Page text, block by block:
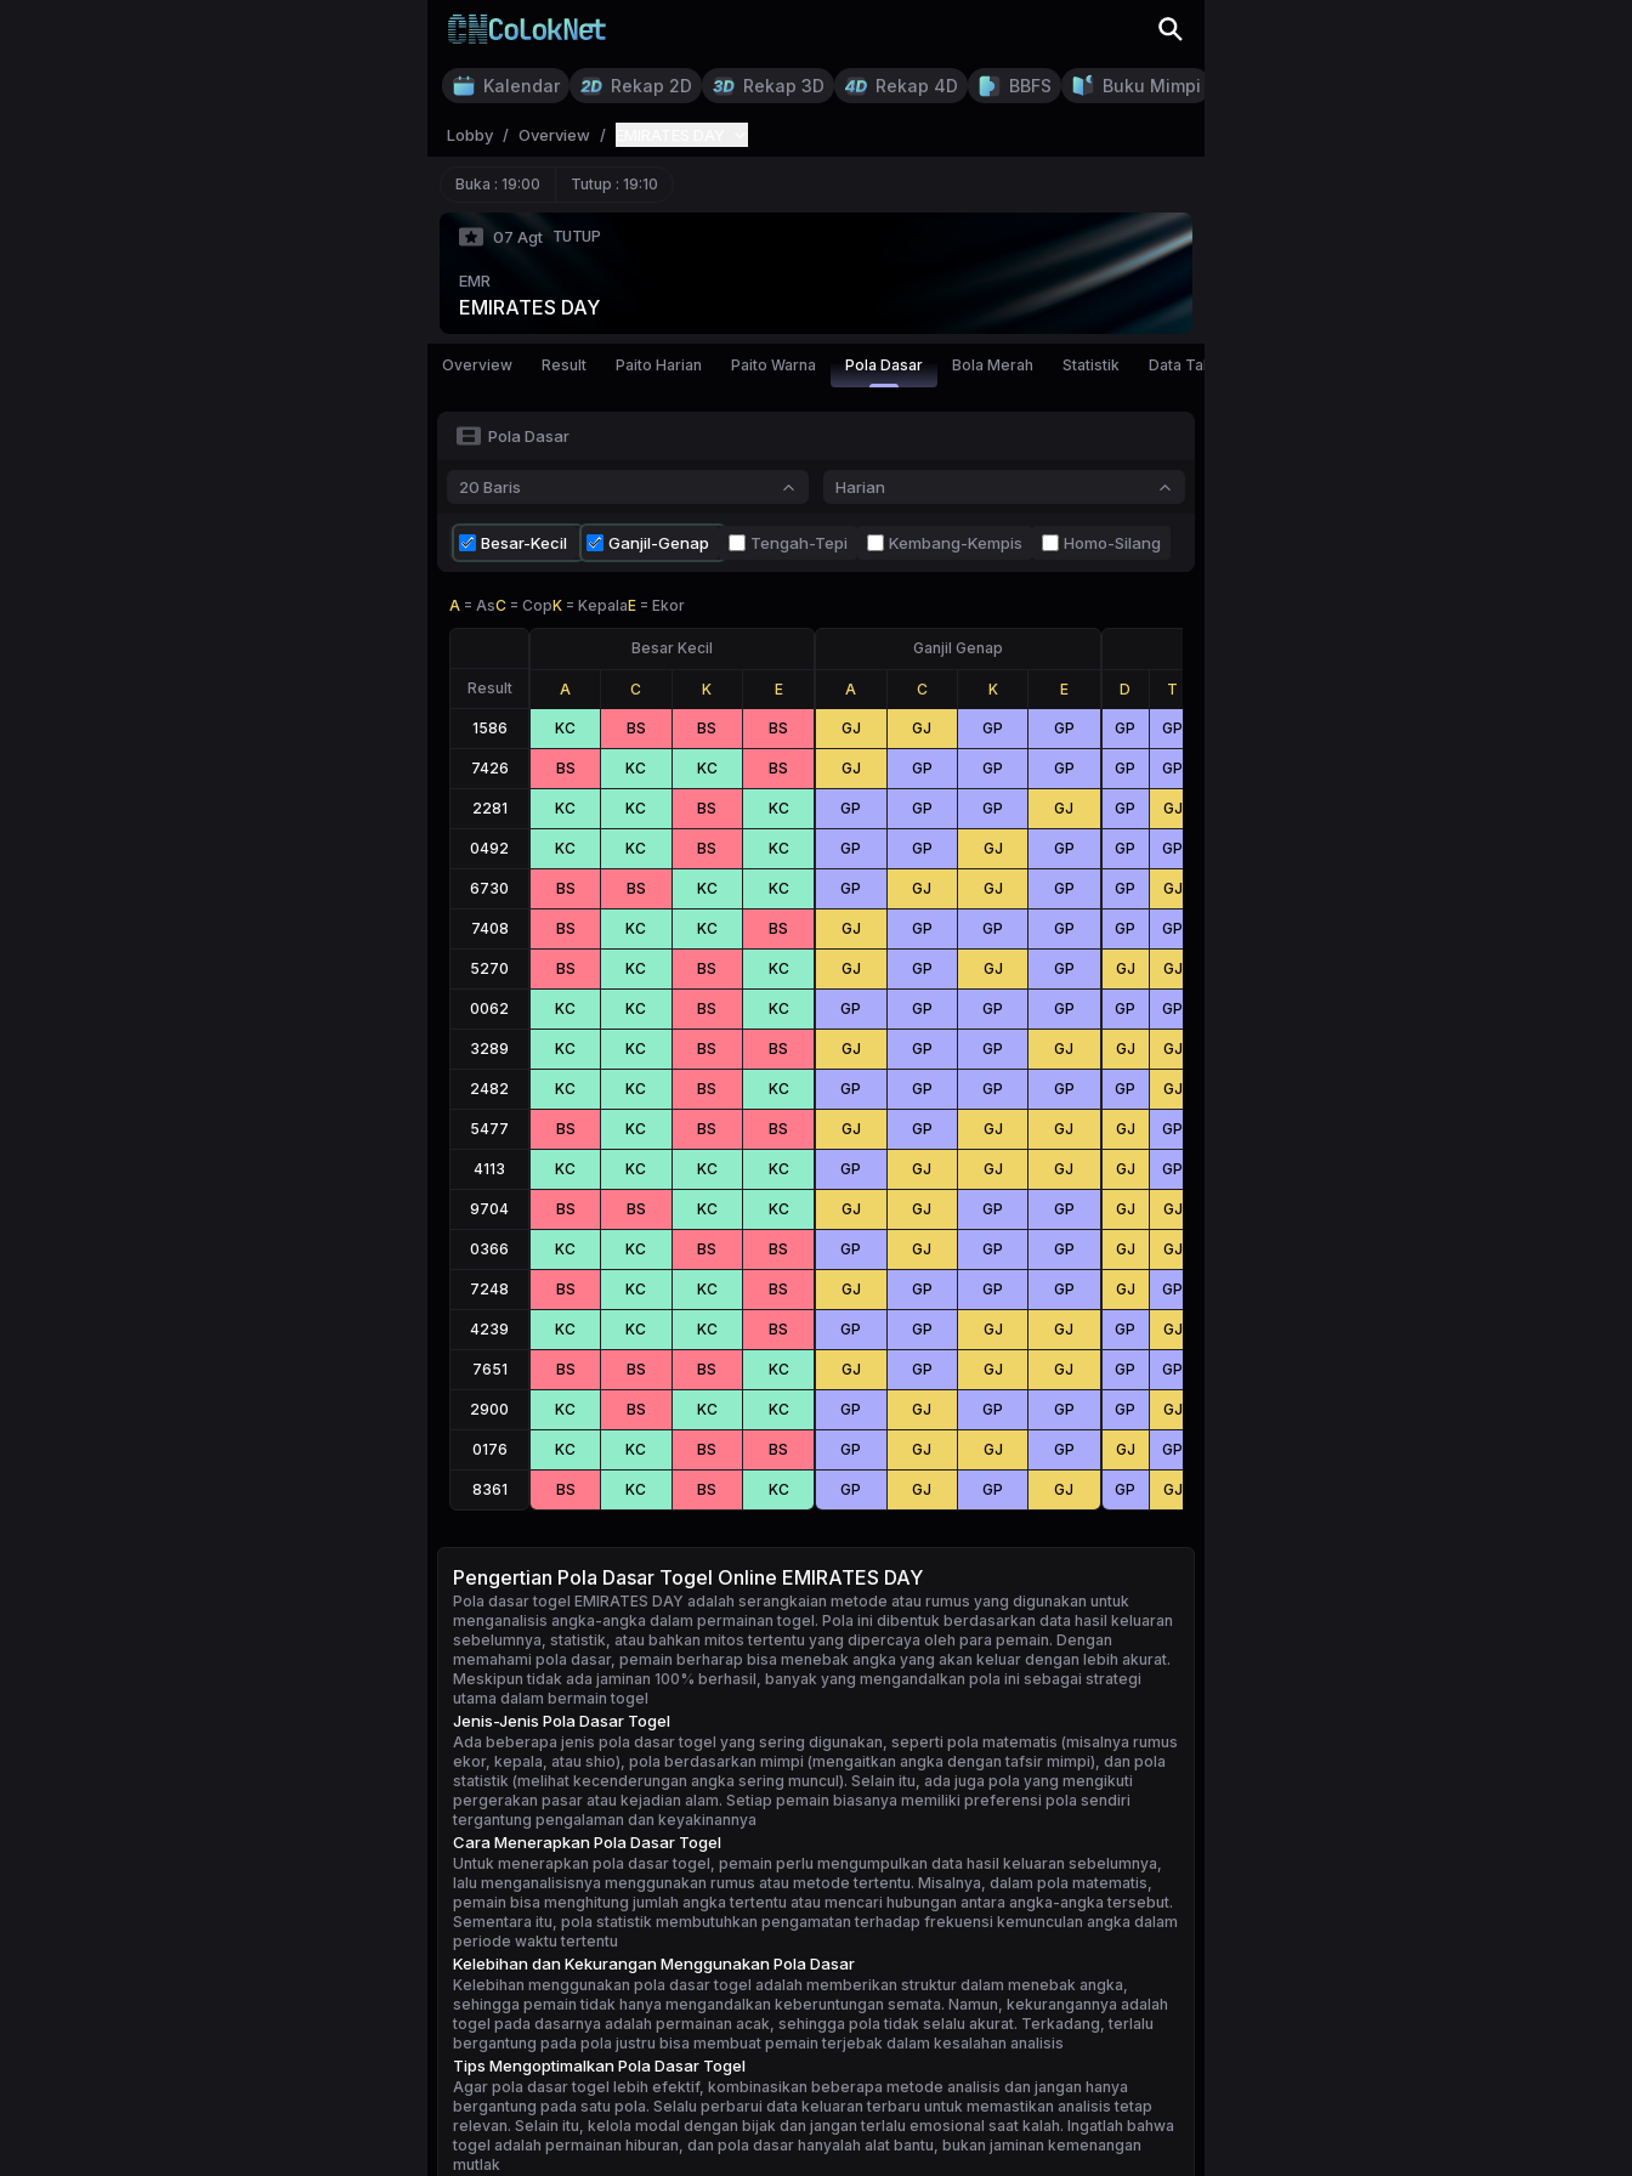
Kalendar Rekap 2D Rekap 3D Rekap 4D BBFS Buku Mimpi
Lobby / Overview /
Buka : 19:00 Tutup : 19:10
07 Agt TUTUP
EMR
EMIRATES DAY
Overview Result Paito Harian Paito Warna Pola Dasar Bola Merah Statistik Data Tahunan
Pola Dasar
20 Baris Harian
Besar-Kecil Ganjil-Genap Tengah-Tepi Kembang-Kempis Homo-Silang
A = AsC = CopK = KepalaE = Ekor
Result
1586
7426
2281
0492
6730
7408
5270
0062
3289
2482
5477
4113
9704
0366
7248
4239
7651
2900
0176
8361
Besar Kecil
A C K E
KC BS BS BS
BS KC KC BS
KC KC BS KC
KC KC BS KC
BS BS KC KC
BS KC KC BS
BS KC BS KC
KC KC BS KC
KC KC BS BS
KC KC BS KC
BS KC BS BS
KC KC KC KC
BS BS KC KC
KC KC BS BS
BS KC KC BS
KC KC KC BS
BS BS BS KC
KC BS KC KC
KC KC BS BS
BS KC BS KC
Ganjil Genap
A C K E
GJ GJ GP GP
GJ GP GP GP
GP GP GP GJ
GP GP GJ GP
GP GJ GJ GP
GJ GP GP GP
GJ GP GJ GP
GP GP GP GP
GJ GP GP GJ
GP GP GP GP
GJ GP GJ GJ
GP GJ GJ GJ
GJ GJ GP GP
GP GJ GP GP
GJ GP GP GP
GP GP GJ GJ
GJ GP GJ GJ
GP GJ GP GP
GP GJ GJ GP
GP GJ GP GJ
D T
GP GP
GP GP
GP GJ
GP GP
GP GJ
GP GP
GJ GJ
GP GP
GJ GJ
GP GJ
GJ GP
GJ GP
GJ GJ
GJ GJ
GJ GP
GP GJ
GP GP
GP GJ
GJ GP
GP GJ
Pengertian Pola Dasar Togel Online EMIRATES DAY
Pola dasar togel EMIRATES DAY adalah serangkaian metode atau rumus yang digunakan untuk
menganalisis angka-angka dalam permainan togel. Pola ini dibentuk berdasarkan data hasil keluaran
sebelumnya, statistik, atau bahkan mitos tertentu yang dipercaya oleh para pemain. Dengan
memahami pola dasar, pemain berharap bisa menebak angka yang akan keluar dengan lebih akurat.
Meskipun tidak ada jaminan 100% berhasil, banyak yang mengandalkan pola ini sebagai strategi
utama dalam bermain togel
Jenis-Jenis Pola Dasar Togel
Ada beberapa jenis pola dasar togel yang sering digunakan, seperti pola matematis (misalnya rumus
ekor, kepala, atau shio), pola berdasarkan mimpi (mengaitkan angka dengan tafsir mimpi), dan pola
statistik (melihat kecenderungan angka sering muncul). Selain itu, ada juga pola yang mengikuti
pergerakan pasar atau kejadian alam. Setiap pemain biasanya memiliki preferensi pola sendiri
tergantung pengalaman dan keyakinannya
Cara Menerapkan Pola Dasar Togel
Untuk menerapkan pola dasar togel, pemain perlu mengumpulkan data hasil keluaran sebelumnya,
lalu menganalisisnya menggunakan rumus atau metode tertentu. Misalnya, dalam pola matematis,
pemain bisa menghitung jumlah angka tertentu atau mencari hubungan antara angka-angka tersebut.
Sementara itu, pola statistik membutuhkan pengamatan terhadap frekuensi kemunculan angka dalam
periode waktu tertentu
Kelebihan dan Kekurangan Menggunakan Pola Dasar
Kelebihan menggunakan pola dasar togel adalah memberikan struktur dalam menebak angka,
sehingga pemain tidak hanya mengandalkan keberuntungan semata. Namun, kekurangannya adalah
togel pada dasarnya adalah permainan acak, sehingga pola tidak selalu akurat. Terkadang, terlalu
bergantung pada pola justru bisa membuat pemain terjebak dalam kesalahan analisis
Tips Mengoptimalkan Pola Dasar Togel
Agar pola dasar togel lebih efektif, kombinasikan beberapa metode analisis dan jangan hanya
bergantung pada satu pola. Selalu perbarui data keluaran terbaru untuk memastikan analisis tetap
relevan. Selain itu, kelola modal dengan bijak dan jangan terlalu emosional saat kalah. Ingatlah bahwa
togel adalah permainan hiburan, dan pola dasar hanyalah alat bantu, bukan jaminan kemenangan
mutlak